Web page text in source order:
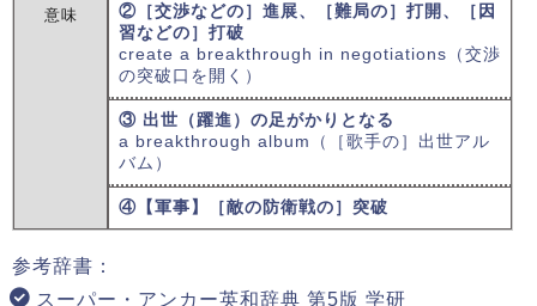
意味
②［交渉などの］進展、［難局の］打開、［因
習などの］打破
create a breakthrough in negotiations（交渉
の突破口を開く）
③ 出世（躍進）の足がかりとなる
a breakthrough album（［歌手の］出世アル
バム）
④【軍事】［敵の防衛戦の］突破
参考辞書：
スーパー・アンカー英和辞典 第5版 学研